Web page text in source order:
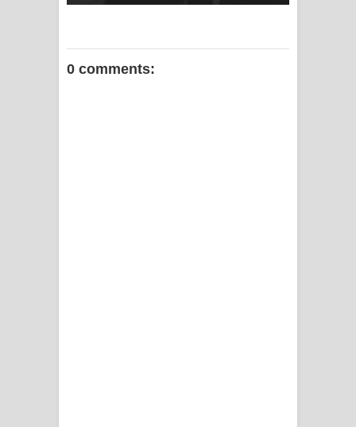
0 comments: